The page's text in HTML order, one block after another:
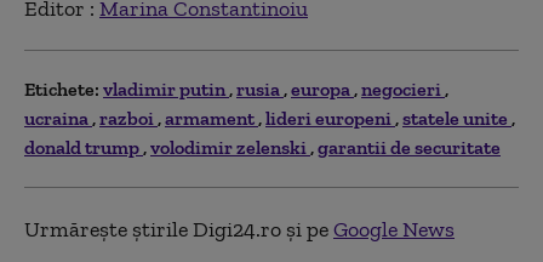
Editor : Marina Constantinoiu
Etichete: vladimir putin rusia europa negocieri
ucraina razboi armament lideri europeni statele unite
donald trump volodimir zelenski garantii de securitate
Urmărește știrile Digi24.ro și peGoogle News